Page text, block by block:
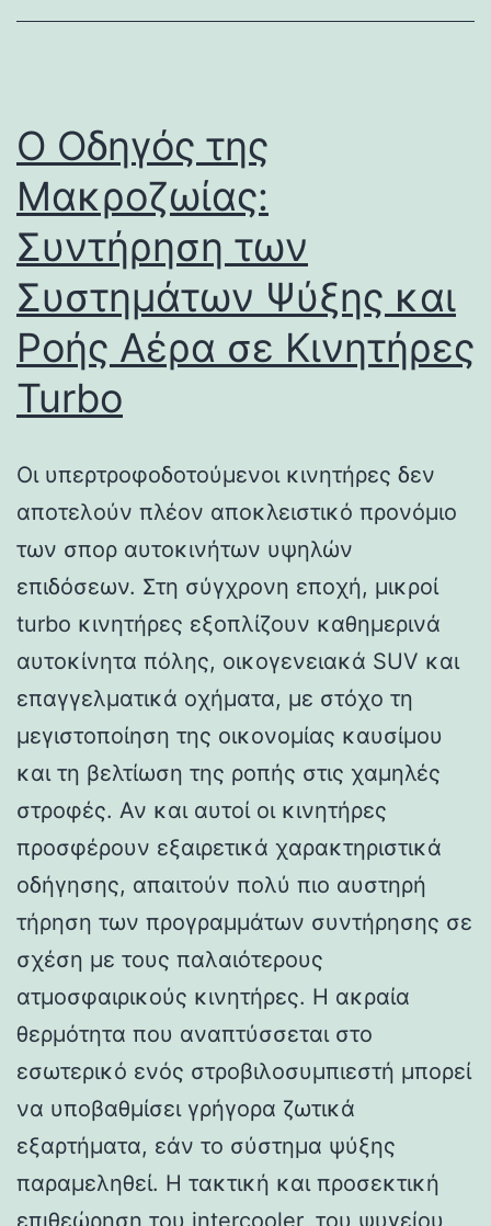
Ο Οδηγός της
Μακροζωίας:
Συντήρηση των
Συστημάτων Ψύξης και
Ροής Αέρα σε Κινητήρες
Turbo
Οι υπερτροφοδοτούμενοι κινητήρες δεν
αποτελούν πλέον αποκλειστικό προνόμιο
των σπορ αυτοκινήτων υψηλών
επιδόσεων. Στη σύγχρονη εποχή, μικροί
turbo κινητήρες εξοπλίζουν καθημερινά
αυτοκίνητα πόλης, οικογενειακά SUV και
επαγγελματικά οχήματα, με στόχο τη
μεγιστοποίηση της οικονομίας καυσίμου
και τη βελτίωση της ροπής στις χαμηλές
στροφές. Αν και αυτοί οι κινητήρες
προσφέρουν εξαιρετικά χαρακτηριστικά
οδήγησης, απαιτούν πολύ πιο αυστηρή
τήρηση των προγραμμάτων συντήρησης σε
σχέση με τους παλαιότερους
ατμοσφαιρικούς κινητήρες. Η ακραία
θερμότητα που αναπτύσσεται στο
εσωτερικό ενός στροβιλοσυμπιεστή μπορεί
να υποβαθμίσει γρήγορα ζωτικά
εξαρτήματα, εάν το σύστημα ψύξης
παραμεληθεί. Η τακτική και προσεκτική
επιθεώρηση του intercooler, του ψυγείου